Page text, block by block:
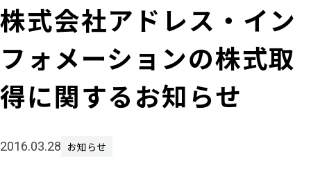
店舗運
（直営
環境イ
機械校
株式会社アドレス・イン
フォメーションの株式取
得に関するお知らせ
2016.03.28 お知らせ